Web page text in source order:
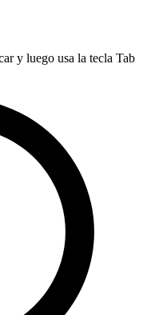
y luego usa la tecla Tab